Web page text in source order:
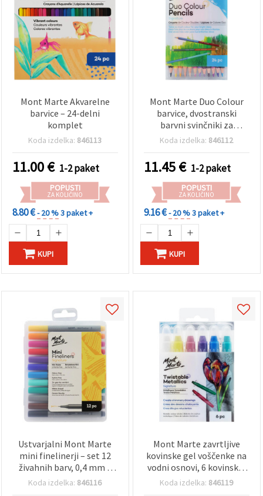
Mont Marte Akvarelne
barvice – 24-delni
komplet
Koda izdelka: 846113
11.00€ 1-2 paket
POPUSTI
ZA KOLIČINO
8.80 €- 20 %3 paket +
KUPI
Mont Marte Duo Colour
barvice, dvostranski
barvni svinčniki za
ustvarjanje, komplet 24
Koda izdelka: 846112
11.45€ 1-2 paket
POPUSTI
ZA KOLIČINO
9.16 €- 20 %3 paket +
KUPI
Ustvarjalni Mont Marte
mini finelinerji – set 12
živahnih barv, 0,4 mm –
popolni za journaling,
Koda izdelka: 846116
Mont Marte zavrtljive
kovinske gel voščenke na
vodni osnovi, 6 kovinskih
barv, komplet 6 kosov
Koda izdelka: 846119